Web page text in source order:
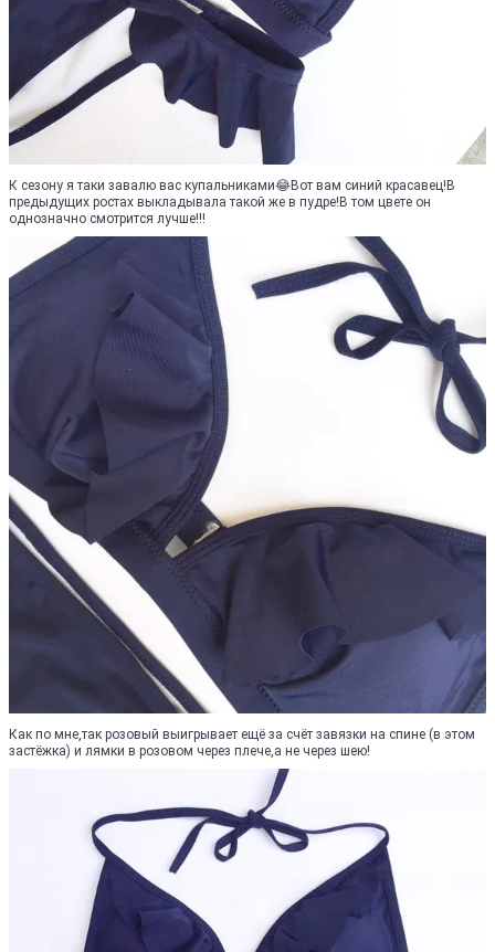
К сезону я таки завалю вас купальниками😂Вот вам синий красавец!В
предыдущих ростах выкладывала такой же в пудре!В том цвете он
однозначно смотрится лучше!!!
Как по мне,так розовый выигрывает ещё за счёт завязки на спине (в этом
застёжка) и лямки в розовом через плече,а не через шею!